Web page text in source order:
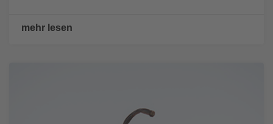
mehr lesen